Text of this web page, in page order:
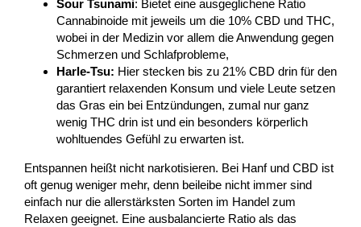
Sour Tsunami: Bietet eine ausgeglichene Ratio
Cannabinoide mit jeweils um die 10% CBD und THC,
wobei in der Medizin vor allem die Anwendung gegen
Schmerzen und Schlafprobleme,
Harle-Tsu: Hier stecken bis zu 21% CBD drin für den
garantiert relaxenden Konsum und viele Leute setzen
das Gras ein bei Entzündungen, zumal nur ganz
wenig THC drin ist und ein besonders körperlich
wohltuendes Gefühl zu erwarten ist.
Entspannen heißt nicht narkotisieren. Bei Hanf und CBD ist
oft genug weniger mehr, denn beileibe nicht immer sind
einfach nur die allerstärksten Sorten im Handel zum
Relaxen geeignet. Eine ausbalancierte Ratio als das